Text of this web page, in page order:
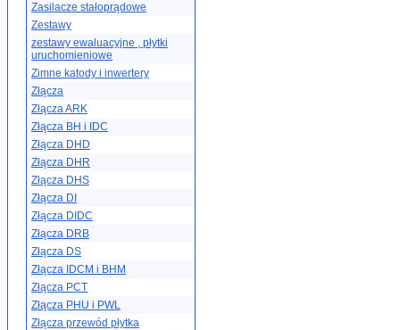
Zasilacze stałoprądowe
Zestawy
zestawy ewaluacyjne , płytki
uruchomieniowe
Zimne katody i inwertery
Złącza
Złącza ARK
Złącza BH i IDC
Złącza DHD
Złącza DHR
Złącza DHS
Złącza DI
Złącza DIDC
Złącza DRB
Złącza DS
Złącza IDCM i BHM
Złącza PCT
Złącza PHU i PWL
Złącza przewód płytka